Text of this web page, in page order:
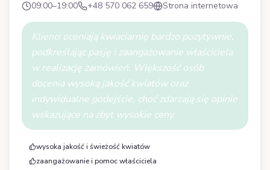
09:00–19:00
+48 570 062 659 Strona internetowa
Klienci oceniają kwiaciarnię bardzo pozytywnie,
podkreślając pasję i zaangażowanie właściciela
w realizację zamówień. Większość osób
docenia wysoką jakość kwiatów oraz
indywidualne podejście, choć zdarzają się opinie
wskazujące na zbyt wysokie ceny.
wysoka jakość i świeżość kwiatów
zaangażowanie i pomoc właściciela